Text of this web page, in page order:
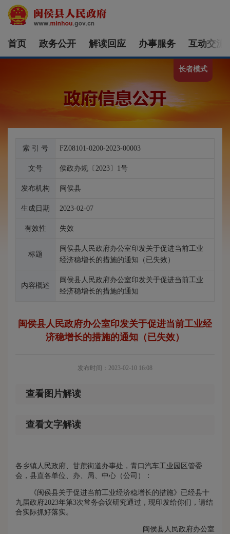
首页 政务公开 解读回应 办事服务 互动交流
长者模式
索 引 号 FZ08101-0200-2023-00003
文号 侯政办规〔2023〕1号
发布机构 闽侯县
生成日期 2023-02-07
有效性 失效
标题
闽侯县人民政府办公室印发关于促进当前工业
经济稳增长的措施的通知（已失效）
内容概述
闽侯县人民政府办公室印发关于促进当前工业
经济稳增长的措施的通知
闽侯县人民政府办公室印发关于促进当前工业经
济稳增长的措施的通知（已失效）
发布时间：2023-02-10 16:08
查看图片解读
查看文字解读
各乡镇人民政府、甘蔗街道办事处，青口汽车工业园区管委
会，县直各单位、办、局、中心（公司）：
《闽侯县关于促进当前工业经济稳增长的措施》已经县十
九届政府2023年第3次常务会议研究通过，现印发给你们，请结
合实际抓好落实。
闽侯县人民政府办公室